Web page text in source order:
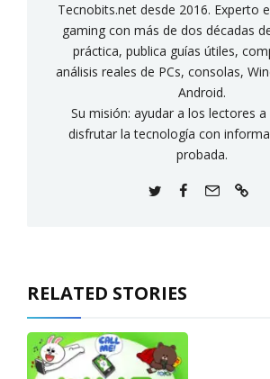
Tecnobits.net desde 2016. Experto
gaming con más de dos décadas
práctica, publica guías útiles,
análisis reales de PCs, consolas,
Android.
Su misión: ayudar a los lectores
disfrutar la tecnología con
probada.
RELATED STORIES